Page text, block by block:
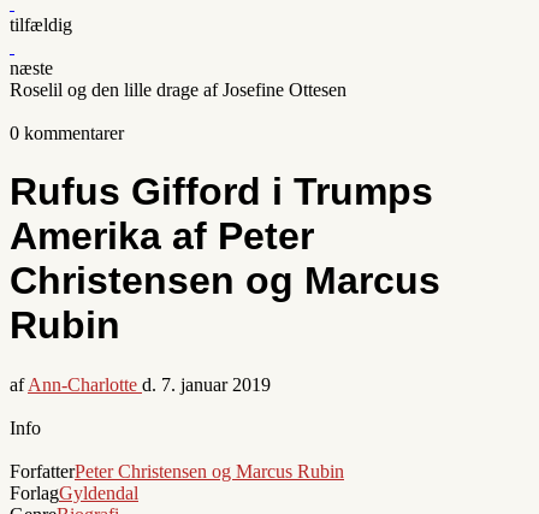
tilfældig
næste
Roselil og den lille drage af Josefine Ottesen
0 kommentarer
Rufus Gifford i Trumps
Amerika af Peter
Christensen og Marcus
Rubin
afAnn-Charlotte d. 7. januar 2019
Info
ForfatterPeter Christensen og Marcus Rubin
ForlagGyldendal